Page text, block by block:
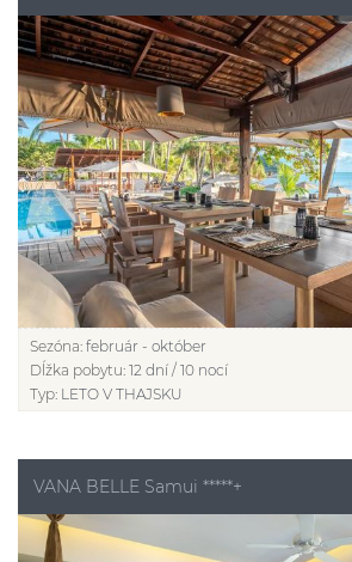
Sezóna: február - október
Dĺžka pobytu: 12 dní / 10 nocí
Typ: LETO V THAJSKU
VANA BELLE Samui *****+